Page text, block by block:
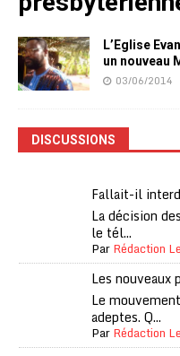
L’Eglise
un nouveau
03/06/2014
DISCUSSIONS
Fallait-il
La décision
le tél...
ParRédaction
Les nouveaux
Le
adeptes. Q...
ParRédaction